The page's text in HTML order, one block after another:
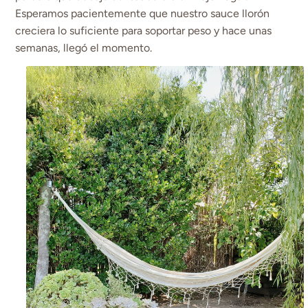
Esperamos pacientemente que nuestro sauce llorón
creciera lo suficiente para soportar peso y hace unas
semanas, llegó el momento.